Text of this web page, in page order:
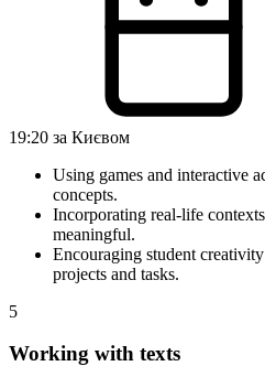
19:20 за Києвом
Using games and interactive
concepts.
Incorporating real-life
meaningful.
Encouraging student
projects and tasks.
5
Working with texts